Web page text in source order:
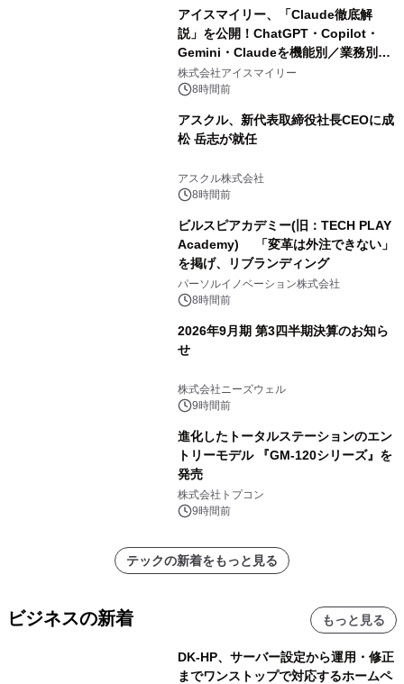
アイスマイリー、「Claude徹底解
説」を公開！ChatGPT・Copilot・
Gemini・Claudeを機能別／業務別に
比較―自社に合う生成AIの選び方がわ
かる実践ガイド
株式会社アイスマイリー
8時間前
アスクル、新代表取締役社長CEOに成
松 岳志が就任
アスクル株式会社
8時間前
ビルスピアカデミー(旧：TECH PLAY
Academy) 「変革は外注できない」
を掲げ、リブランディング
パーソルイノベーション株式会社
8時間前
2026年9月期 第3四半期決算のお知ら
せ
株式会社ニーズウェル
9時間前
進化したトータルステーションのエン
トリーモデル 『GM-120シリーズ』を
発売
株式会社トプコン
9時間前
テックの新着をもっと見る
ビジネスの新着 もっと見る
DK-HP、サーバー設定から運用・修正
までワンストップで対応するホームペ